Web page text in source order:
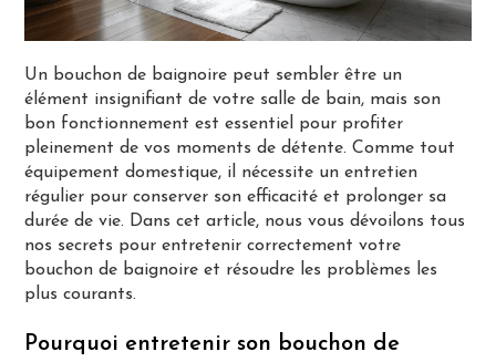
Un bouchon de baignoire peut sembler être un
élément insignifiant de votre salle de bain, mais son
bon fonctionnement est essentiel pour profiter
pleinement de vos moments de détente. Comme tout
équipement domestique, il nécessite un entretien
régulier pour conserver son efficacité et prolonger sa
durée de vie. Dans cet article, nous vous dévoilons tous
nos secrets pour entretenir correctement votre
bouchon de baignoire et résoudre les problèmes les
plus courants.
Pourquoi entretenir son bouchon de